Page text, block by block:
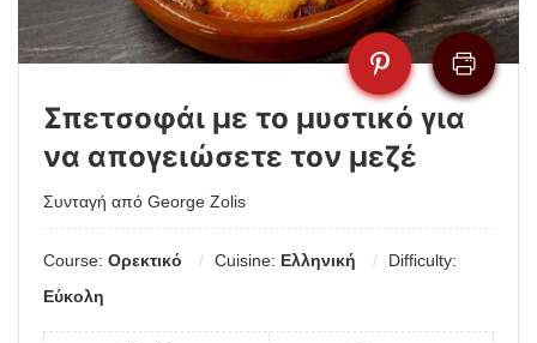
Σπετσοφάι με το μυστικό για
να απογειώσετε τον μεζέ
Συνταγή από George Zolis
Course: Ορεκτικό Cuisine: Ελληνική
Difficulty:
Εύκολη